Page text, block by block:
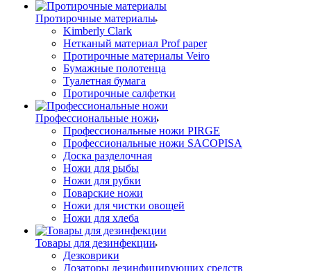
Протирочные материалы
Kimberly Clark
Нетканый материал Prof paper
Протирочные материалы Veiro
Бумажные полотенца
Туалетная бумага
Протирочные салфетки
Профессиональные ножи
Профессиональные ножи PIRGE
Профессиональные ножи SACOPISA
Доска разделочная
Ножи для рыбы
Ножи для рубки
Поварские ножи
Ножи для чистки овощей
Ножи для хлеба
Товары для дезинфекции
Дезковрики
Дозаторы дезинфицирующих средств